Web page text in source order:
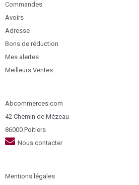
Commandes
Avoirs
Adresse
Bons de réduction
Mes alertes
Meilleurs Ventes
Abcommerces.com
42 Chemin de Mézeau
86000 Poitiers
Nous contacter
Mentions légales